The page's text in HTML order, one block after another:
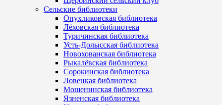
Сельские библиотеки
Опухликовская библиотека
Лёховская библиотека
Туричинская библиотека
Усть-Долысская библиотека
Новохованская библиотека
Рыкалёвская библиотека
Сорокинская библиотека
Ловецкая библиотека
Мошенинская библиотека
Язненская библиотека